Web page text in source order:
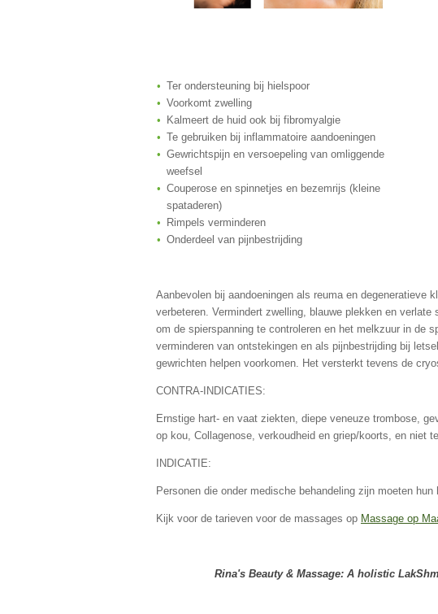
Ter ondersteuning bij hielspoor
Voorkomt zwelling
Kalmeert de huid ook bij fibromyalgie
Te gebruiken bij inflammatoire aandoeningen
Gewrichtspijn en versoepeling van omliggende
weefsel
Couperose en spinnetjes en bezemrijs (kleine
spataderen)
Rimpels verminderen
Onderdeel van pijnbestrijding
Aanbevolen bij aandoeningen als reuma en degeneratieve
verbeteren. Vermindert zwelling, blauwe plekken en
om de spierspanning te controleren en het melkzuur in de
verminderen van ontstekingen en als pijnbestrijding bij
gewrichten helpen voorkomen. Het versterkt tevens de
CONTRA-INDICATIES:
Ernstige hart- en vaat ziekten, diepe veneuze trombose,
op kou, Collagenose, verkoudheid en griep/koorts, en niet
INDICATIE:
Personen die onder medische behandeling zijn moeten
Kijk voor de tarieven voor de massages op Massage op
Rina's Beauty & Massage: A holistic